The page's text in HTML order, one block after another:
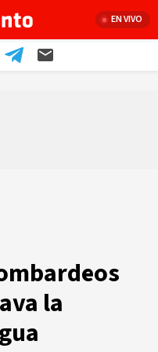
EN VIVO
la